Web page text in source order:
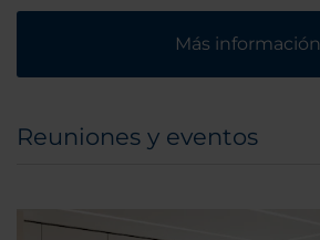
Más información
Reuniones y eventos